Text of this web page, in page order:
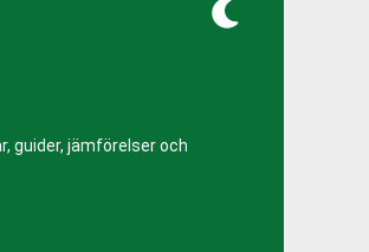
guider, jämförelser och